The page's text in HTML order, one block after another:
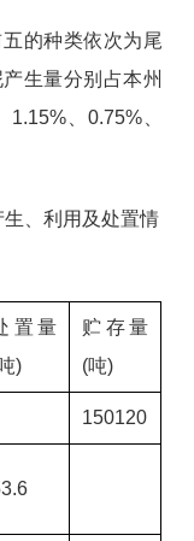
的种类依次为尾
生量分别占本州
、0.75%、
、利用及处置情
置量
)
贮存量
(吨)
150120